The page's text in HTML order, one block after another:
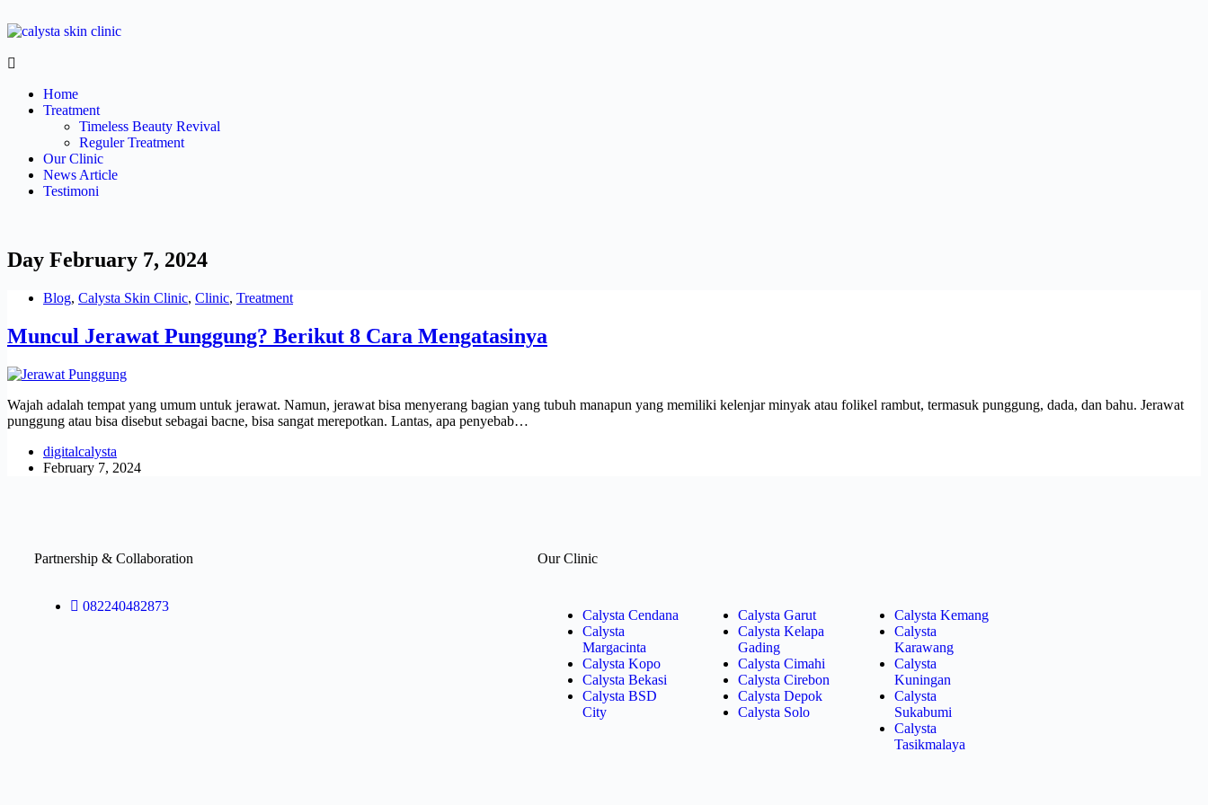
Home
Treatment
Timeless Beauty Revival
Reguler Treatment
Our Clinic
News Article
Testimoni
Day February 7, 2024
Blog, Calysta Skin Clinic, Clinic, Treatment
Muncul Jerawat Punggung? Berikut 8 Cara Mengatasinya
Wajah adalah tempat yang umum untuk jerawat. Namun, jerawat bisa menyerang bagian yang tubuh manapun yang memiliki kelenjar minyak atau folikel rambut, termasuk punggung, dada, dan bahu. Jerawat
punggung atau bisa disebut sebagai bacne, bisa sangat merepotkan. Lantas, apa penyebab…
digitalcalysta
February 7, 2024
Partnership & Collaboration
082240482873
Our Clinic
Calysta Cendana
Calysta
Margacinta
Calysta Kopo
Calysta Bekasi
Calysta BSD
City
Calysta Garut
Calysta Kelapa
Gading
Calysta Cimahi
Calysta Cirebon
Calysta Depok
Calysta Solo
Calysta Kemang
Calysta
Karawang
Calysta
Kuningan
Calysta
Sukabumi
Calysta
Tasikmalaya